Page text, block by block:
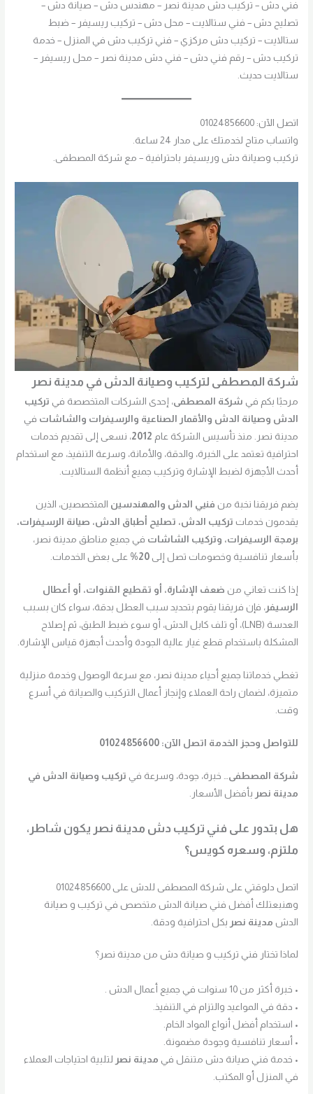
فني دش – تركيب دش مدينة نصر – مهندس دش – صيانة دش –
تصليح دش – فني ستالايت – محل دش – تركيب ريسيفر – ضبط
ستالايت – تركيب دش مركزي – فني تركيب دش في المنزل – خدمة
تركيب دش – رقم فني دش – فني دش مدينة نصر – محل ريسيفر –
ستالايت حديث.
اتصل الآن: 01024856600
واتساب متاح لخدمتك على مدار 24 ساعة.
تركيب وصيانة دش وريسيفر باحترافية – مع شركة المصطفى.
شركة المصطفى لتركيب وصيانة الدش في مدينة نصر
مرحبًا بكم في شركة المصطفى، إحدى الشركات المتخصصة في تركيب
الدش وصيانة الدش والأقمار الصناعية والرسيفرات والشاشات في
مدينة نصر. منذ تأسيس الشركة عام 2012، نسعى إلى تقديم خدمات
احترافية تعتمد على الخبرة، والدقة، والأمانة، وسرعة التنفيذ، مع استخدام
أحدث الأجهزة لضبط الإشارة وتركيب جميع أنظمة الستالايت.
يضم فريقنا نخبة من فنيي الدش والمهندسين المتخصصين، الذين
يقدمون خدمات تركيب الدش، تصليح أطباق الدش، صيانة الرسيفرات،
برمجة الرسيفرات، وتركيب الشاشات في جميع مناطق مدينة نصر،
بأسعار تنافسية وخصومات تصل إلى20% على بعض الخدمات.
إذا كنت تعاني من ضعف الإشارة، أو تقطيع القنوات، أو أعطال
الرسيفر، فإن فريقنا يقوم بتحديد سبب العطل بدقة، سواء كان بسبب
العدسة (LNB)، أو تلف كابل الدش، أو سوء ضبط الطبق، ثم إصلاح
المشكلة باستخدام قطع غيار عالية الجودة وأحدث أجهزة قياس الإشارة.
تغطي خدماتنا جميع أحياء مدينة نصر، مع سرعة الوصول وخدمة منزلية
متميزة، لضمان راحة العملاء وإنجاز أعمال التركيب والصيانة في أسرع
وقت.
للتواصل وحجز الخدمة اتصل الآن: 01024856600
شركة المصطفى … خبرة، جودة، وسرعة في تركيب وصيانة الدش في
مدينة نصر بأفضل الأسعار.
هل بتدور على فني تركيب دش مدينة نصر يكون شاطر،
ملتزم، وسعره كويس؟
اتصل دلوقتي على شركة المصطفى للدش على 01024856600
وهنبعتلك أفضل فني صيانة الدش متخصص في تركيب و صيانة
الدش مدينة نصر بكل احترافية ودقة.
لماذا تختار فني تركيب و صيانة دش من مدينة نصر؟
• خبرة أكثر من 10 سنوات في جميع أعمال الدش .
• دقة في المواعيد والتزام في التنفيذ.
• استخدام أفضل أنواع المواد الخام.
• أسعار تنافسية وجودة مضمونة.
• خدمة فني صيانة دش متنقل في مدينة نصر لتلبية احتياجات العملاء
في المنزل أو المكتب.